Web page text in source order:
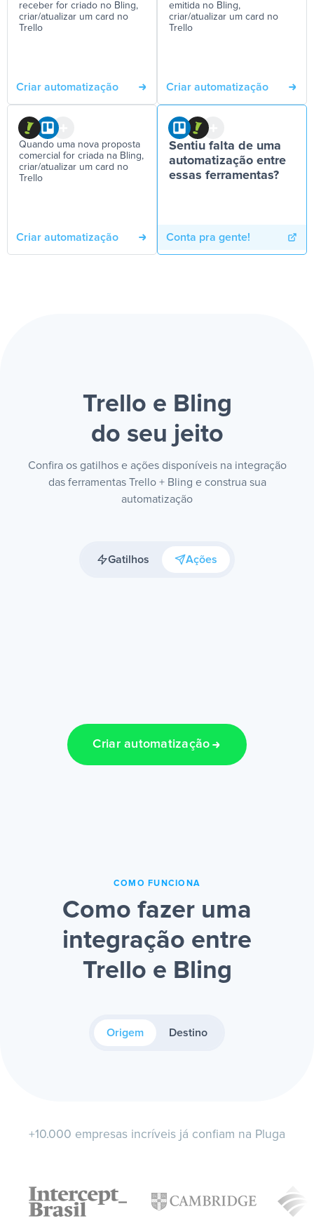
receber for criado no Bling,
criar/atualizar um card no
Trello
Criar automatização
emitida no Bling,
criar/atualizar um card no
Trello
Criar automatização
Quando uma nova proposta
comercial for criada na Bling,
criar/atualizar um card no
Trello
Criar automatização
Sentiu falta de uma
automatização entre
essas ferramentas?
Conta pra gente!
Trello e Bling
do seu jeito
Confira os gatilhos e ações disponíveis na integração
das ferramentas Trello + Bling e construa sua
automatização
Gatilhos Ações
Criar automatização
COMO FUNCIONA
Como fazer uma
integração entre
Trello e Bling
Origem Destino
+10.000 empresas incríveis já confiam na Pluga